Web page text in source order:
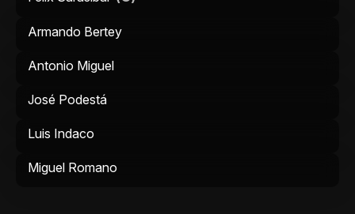
Armando Bertey
Antonio Miguel
José Podestá
Luis Indaco
Miguel Romano